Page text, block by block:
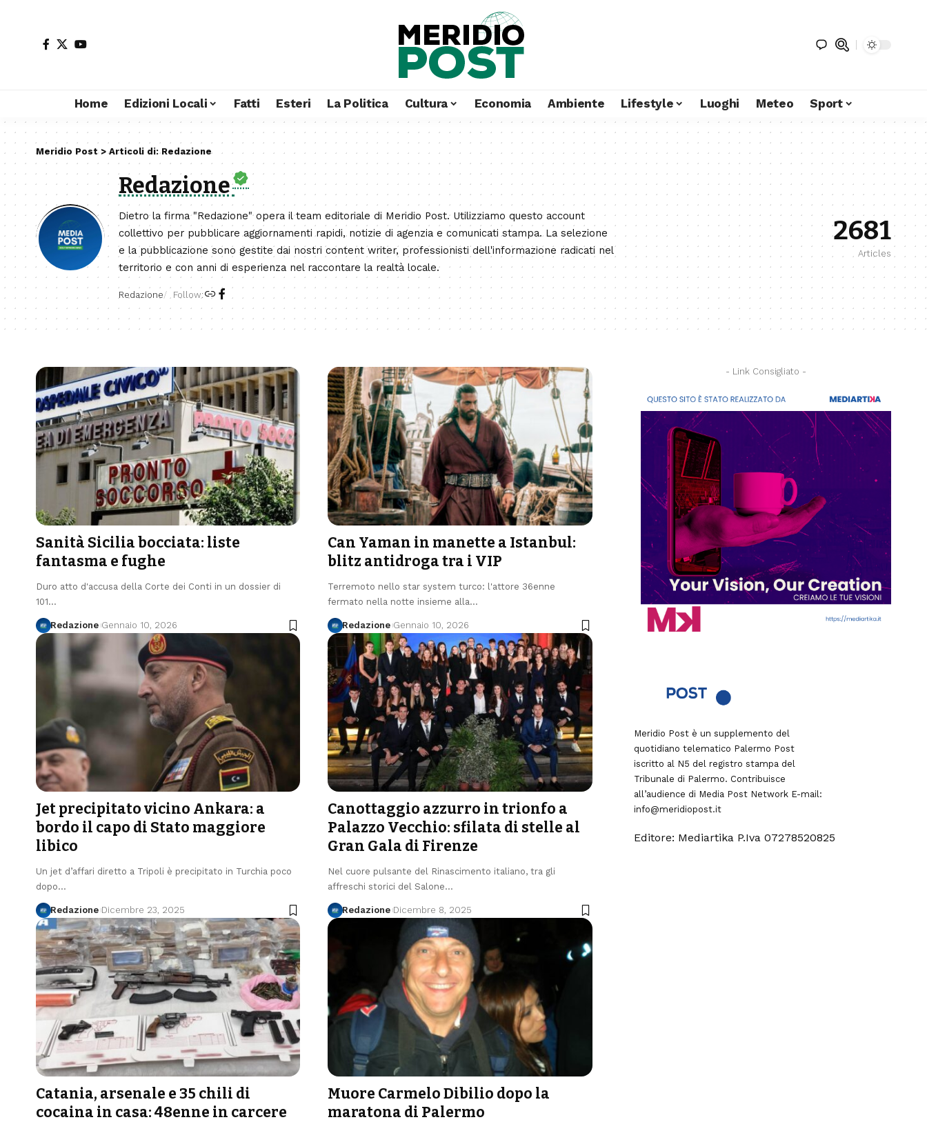
Home Edizioni Locali Fatti Esteri La Politica Cultura Economia Ambiente Lifestyle Luoghi Meteo Sport
Meridio Post>Articoli di: Redazione
Redazione
Dietro la firma "Redazione" opera il team editoriale di Meridio Post. Utilizziamo questo account
collettivo per pubblicare aggiornamenti rapidi, notizie di agenzia e comunicati stampa. La selezione
e la pubblicazione sono gestite dai nostri content writer, professionisti dell'informazione radicati nel
territorio e con anni di esperienza nel raccontare la realtà locale.
Redazione Follow:
2681
Articles
Sanità Sicilia bocciata: liste
fantasma e fughe
Duro atto d'accusa della Corte dei Conti in un dossier di
101…
Redazione Gennaio 10, 2026
Can Yaman in manette a Istanbul:
blitz antidroga tra i VIP
Terremoto nello star system turco: l'attore 36enne
fermato nella notte insieme alla…
Redazione Gennaio 10, 2026
Jet precipitato vicino Ankara: a
bordo il capo di Stato maggiore
libico
Un jet d’affari diretto a Tripoli è precipitato in Turchia poco
dopo…
Redazione Dicembre 23, 2025
Canottaggio azzurro in trionfo a
Palazzo Vecchio: sfilata di stelle al
Gran Gala di Firenze
Nel cuore pulsante del Rinascimento italiano, tra gli
affreschi storici del Salone…
Redazione Dicembre 8, 2025
Catania, arsenale e 35 chili di
cocaina in casa: 48enne in carcere
Muore Carmelo Dibilio dopo la
maratona di Palermo
- Link Consigliato -
Meridio Post è un supplemento del
quotidiano telematico Palermo Post
iscritto al N5 del registro stampa del
Tribunale di Palermo. Contribuisce
all’audience di Media Post NetworkE-mail:
info@meridiopost.it
Editore: Mediartika P.Iva 07278520825